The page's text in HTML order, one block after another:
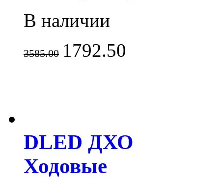
В наличии
3585.00 1792.50
DLED ДХО
Ходовые